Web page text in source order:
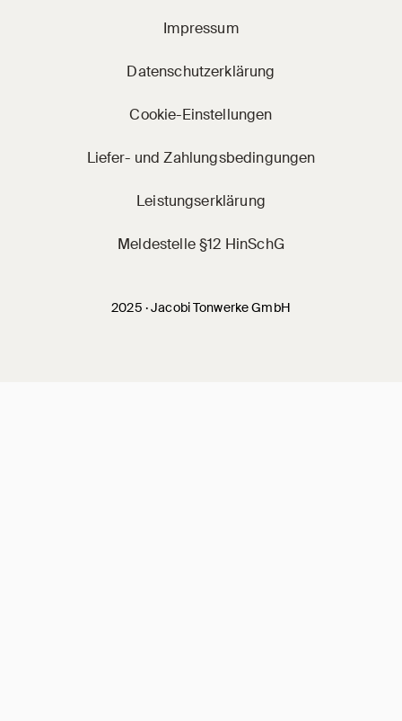
2025 · Jacobi Tonwerke GmbH
Impressum
Datenschutzerklärung
Cookie-Einstellungen
Liefer- und Zahlungsbedingungen
Leistungserklärung
Meldestelle §12 HinSchG